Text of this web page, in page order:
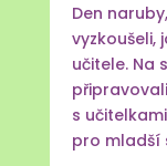
Den
učitele. Na
s
pro mladší